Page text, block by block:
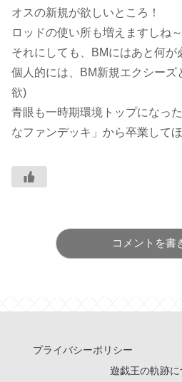
オスの新規が欲しいところ！
ロッドの使い所も増えますしね～
それにしても、BMにはあと何が
個人的には、BM新規エクシーズ
欲)
青眼も一時期環境トップになっ
なファンデッキ」から卒業して
コメントを書
プライバシーポリシー
遊戯王の軌跡に